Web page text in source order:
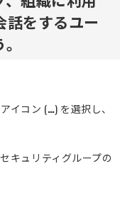
話をするユー
イコン (…) を選択し、
キュリティグループの